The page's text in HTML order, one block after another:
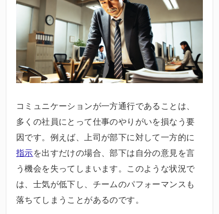
コミュニケーションが一方通行であることは、
多くの社員にとって仕事のやりがいを損なう要
因です。例えば、上司が部下に対して一方的に
指示を出すだけの場合、部下は自分の意見を言
う機会を失ってしまいます。このような状況で
は、士気が低下し、チームのパフォーマンスも
落ちてしまうことがあるのです。